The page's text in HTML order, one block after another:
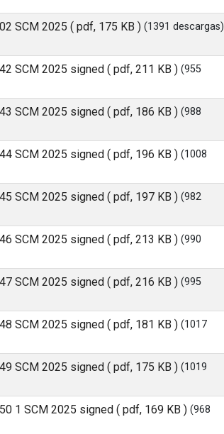
SCM 2025 ( pdf, 175 KB ) (1391 descargas)
SCM 2025 signed ( pdf, 211 KB ) (955
SCM 2025 signed ( pdf, 186 KB ) (988
SCM 2025 signed ( pdf, 196 KB ) (1008
SCM 2025 signed ( pdf, 197 KB ) (982
SCM 2025 signed ( pdf, 213 KB ) (990
SCM 2025 signed ( pdf, 216 KB ) (995
SCM 2025 signed ( pdf, 181 KB ) (1017
SCM 2025 signed ( pdf, 175 KB ) (1019
1 SCM 2025 signed ( pdf, 169 KB ) (968